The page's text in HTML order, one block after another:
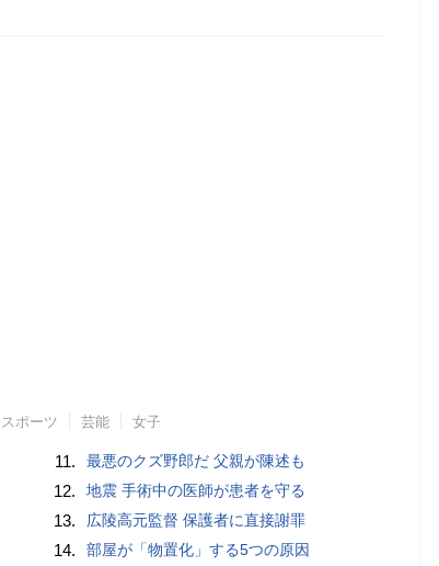
スポーツ 芸能 女子
11. 最悪のクズ野郎だ 父親が陳述も
12. 地震 手術中の医師が患者を守る
13. 広陵高元監督 保護者に直接謝罪
14. 部屋が「物置化」する5つの原因